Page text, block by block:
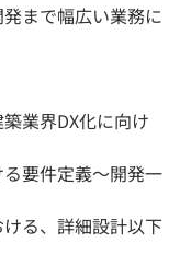
まで幅広い業務に
業界DX化に向け
要件定義～開発一
る、詳細設計以下